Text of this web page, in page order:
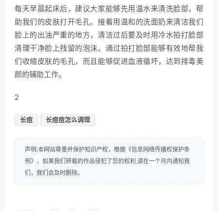
每天早晨起床后，建议大家能够先用温水来清洗脸部，帮
助我们的皮肤打开毛孔。接着用温和的洗面奶来清洁我们
脸上的出油严重的地方，清洁过后要及时用冷水拍打脸部
清理干净脸上残留的泡沫。通过拍打脸部能够有效地帮我
们收缩皮肤的毛孔，而且能够促进血液循坏，达到排毒美
颜的辅助工作。
2
长痘 长痘痘怎么调理
声明:本网站尊重并保护知识产权，根据《信息网络传播权保护条
例》，如果我们转载的作品侵犯了您的权利,请在一个月内通知我
们，我们会及时删除。